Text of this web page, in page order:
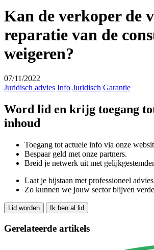
Kan de verkoper de
reparatie van de
weigeren?
07/11/2022
Juridisch advies Info Juridisch Garantie
Word lid en krijg toegang
inhoud
Toegang tot actuele info via onze
Bespaar geld met onze partners.
Breid je netwerk uit met
Laat je bijstaan met professioneel advies
Zo kunnen we jouw sector blijven
Lid worden Ik ben al lid
Gerelateerde artikels